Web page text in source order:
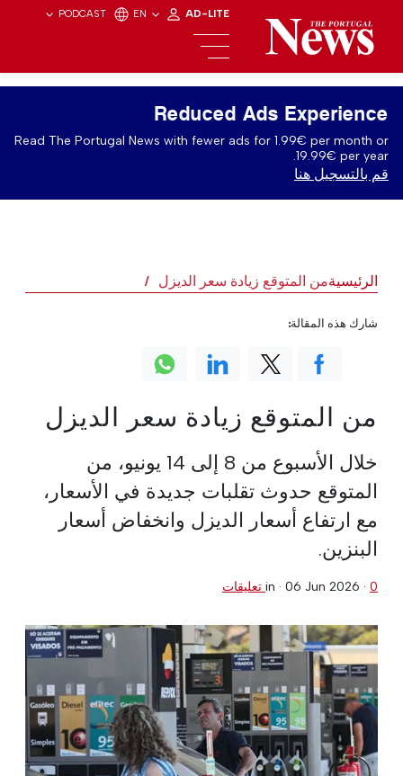
PODCAST EN AD-LITE
Reduced Ads Experience
Read The Portugal News with fewer ads for 1.99€ per month or
19.99€ per year.
قم بالتسجيل هنا
الرئيسيةمن المتوقع زيادة سعر الديزل
من المتوقع زيادة سعر الديزل
خلال الأسبوع من 8 إلى 14 يونيو، من
المتوقع حدوث تقلبات جديدة في الأسعار،
مع ارتفاع أسعار الديزل وانخفاض أسعار
البنزين.
in · 06 Jun 2026 · 0 تعليقات
شارك هذه المقالة: